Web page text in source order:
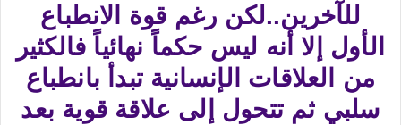
للآخرين..لكن رغم قوة الانطباع
الأول إلا أنه ليس حكماً نهائياً فالكثير
من العلاقات الإنسانية تبدأ بانطباع
سلبي ثم تتحول إلى علاقة قوية بعد